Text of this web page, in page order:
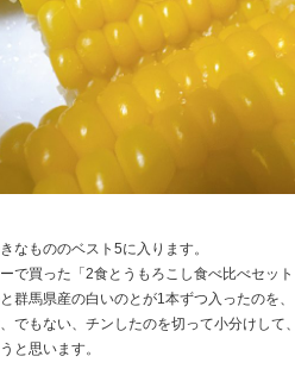
なもののベスト5に入ります。
で買った「2食とうもろこし食べ比べセッ
群馬県産の白いのとが1本ずつ入ったのを、
でもない、チンしたのを切って小分けして
と思います。